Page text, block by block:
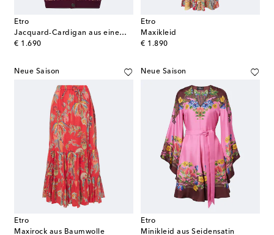
Etro
Jacquard-Cardigan aus einem Wollgemisch
€ 1.690
original price
Etro
Maxikleid
€ 1.890
original price
Neue Saison
Etro
Maxirock aus Baumwolle
Neue Saison
Etro
Minikleid aus Seidensatin